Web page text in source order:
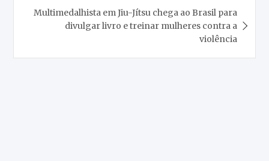
Multimedalhista em Jiu-Jítsu chega ao Brasil para
divulgar livro e treinar mulheres contra a
violência